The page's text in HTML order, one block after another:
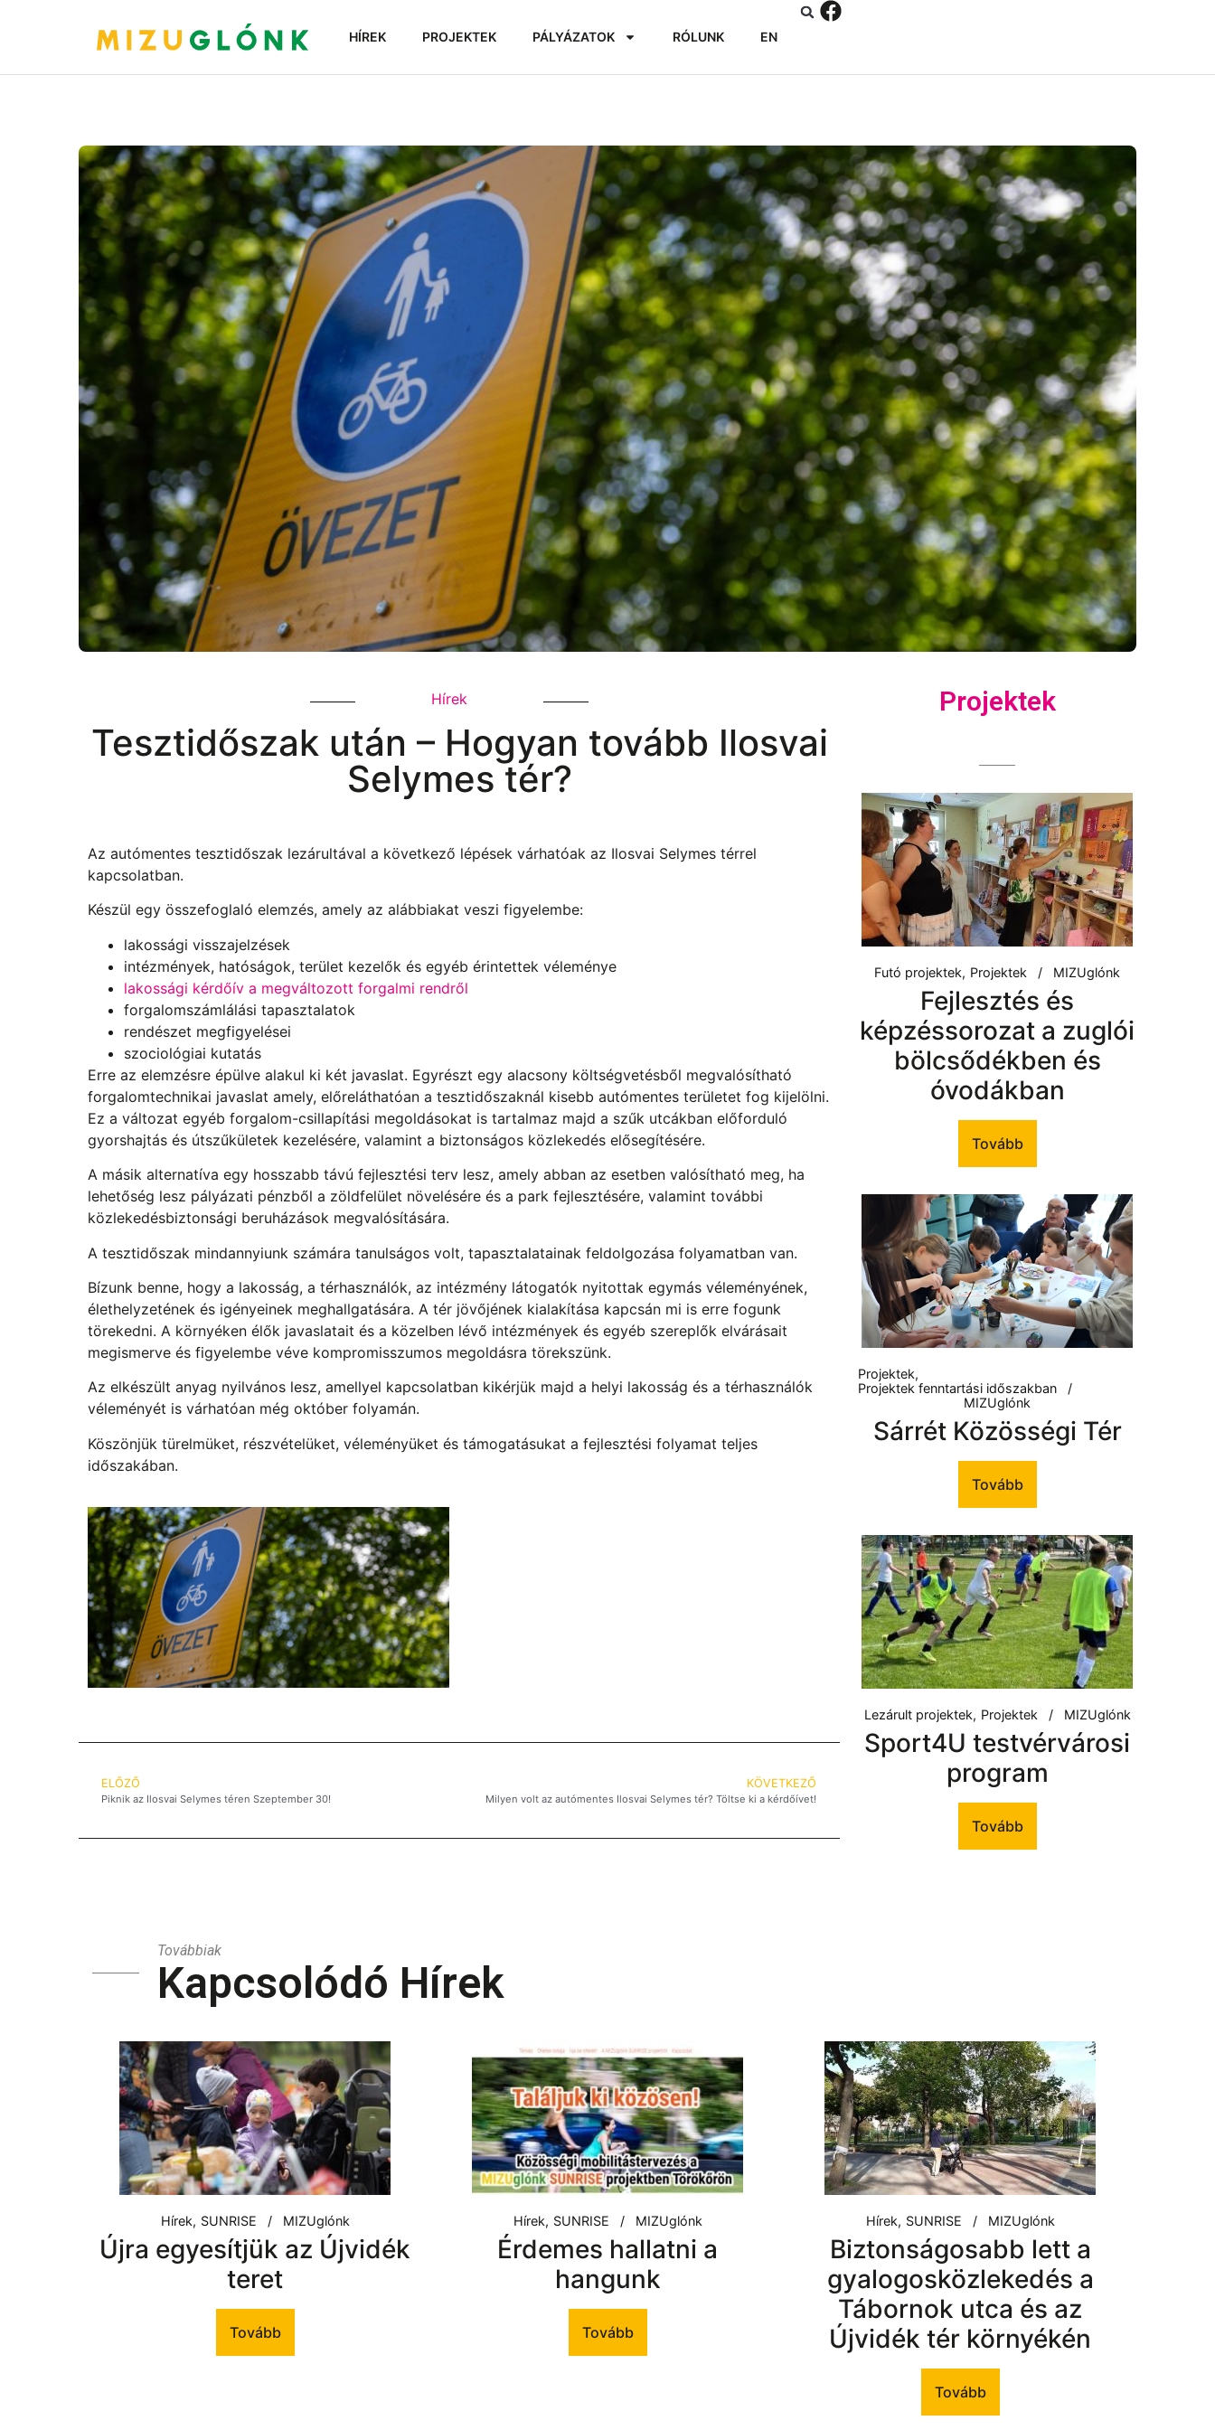
HÍREK PROJEKTEK PÁLYÁZATOK RÓLUNK EN
Hírek
Tesztidőszak után – Hogyan tovább Ilosvai
Selymes tér?
Az autómentes tesztidőszak lezárultával a következő lépések várhatóak az Ilosvai Selymes térrel
kapcsolatban.
Készül egy összefoglaló elemzés, amely az alábbiakat veszi figyelembe:
lakossági visszajelzések
intézmények, hatóságok, terület kezelők és egyéb érintettek véleménye
lakossági kérdőív a megváltozott forgalmi rendről
forgalomszámlálási tapasztalatok
rendészet megfigyelései
szociológiai kutatás
Erre az elemzésre épülve alakul ki két javaslat. Egyrészt egy alacsony költségvetésből megvalósítható
forgalomtechnikai javaslat amely, előreláthatóan a tesztidőszaknál kisebb autómentes területet fog kijelölni.
Ez a változat egyéb forgalom-csillapítási megoldásokat is tartalmaz majd a szűk utcákban előforduló
gyorshajtás és útszűkületek kezelésére, valamint a biztonságos közlekedés elősegítésére.
A másik alternatíva egy hosszabb távú fejlesztési terv lesz, amely abban az esetben valósítható meg, ha
lehetőség lesz pályázati pénzből a zöldfelület növelésére és a park fejlesztésére, valamint további
közlekedésbiztonsági beruházások megvalósítására.
A tesztidőszak mindannyiunk számára tanulságos volt, tapasztalatainak feldolgozása folyamatban van.
Bízunk benne, hogy a lakosság, a térhasználók, az intézmény látogatók nyitottak egymás véleményének,
élethelyzetének és igényeinek meghallgatására. A tér jövőjének kialakítása kapcsán mi is erre fogunk
törekedni. A környéken élők javaslatait és a közelben lévő intézmények és egyéb szereplők elvárásait
megismerve és figyelembe véve kompromisszumos megoldásra törekszünk.
Az elkészült anyag nyilvános lesz, amellyel kapcsolatban kikérjük majd a helyi lakosság és a térhasználók
véleményét is várhatóan még október folyamán.
Köszönjük türelmüket, részvételüket, véleményüket és támogatásukat a fejlesztési folyamat teljes
időszakában.
ELŐZŐ
Piknik az Ilosvai Selymes téren Szeptember 30!
KÖVETKEZŐ
Milyen volt az autómentes Ilosvai Selymes tér? Töltse ki a kérdőívet!
Projektek
Futó projektek Projektek MIZUglónk
Fejlesztés és
képzéssorozat a zuglói
bölcsődékben és
óvodákban
Tovább
Projektek
Projektek fenntartási időszakban
MIZUglónk
Sárrét Közösségi Tér
Tovább
Lezárult projektek Projektek MIZUglónk
Sport4U testvérvárosi
program
Tovább
Továbbiak
Kapcsolódó Hírek
Hírek SUNRISE MIZUglónk
Újra egyesítjük az Újvidék
teret
Tovább
Hírek SUNRISE MIZUglónk
Érdemes hallatni a
hangunk
Tovább
Hírek SUNRISE MIZUglónk
Biztonságosabb lett a
gyalogosközlekedés a
Tábornok utca és az
Újvidék tér környékén
Tovább